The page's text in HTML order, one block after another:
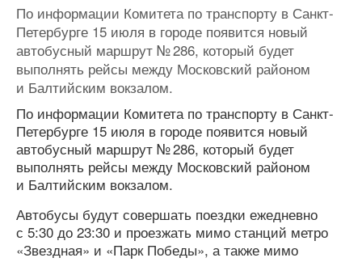
По информации Комитета по транспорту в Санкт-
Петербурге 15 июля в городе появится новый
автобусный маршрут № 286, который будет
выполнять рейсы между Московский районом
и Балтийским вокзалом.
По информации Комитета по транспорту в Санкт-
Петербурге 15 июля в городе появится новый
автобусный маршрут № 286, который будет
выполнять рейсы между Московский районом
и Балтийским вокзалом.
Автобусы будут совершать поездки ежедневно
с 5:30 до 23:30 и проезжать мимо станций метро
«Звездная» и «Парк Победы», а также мимо